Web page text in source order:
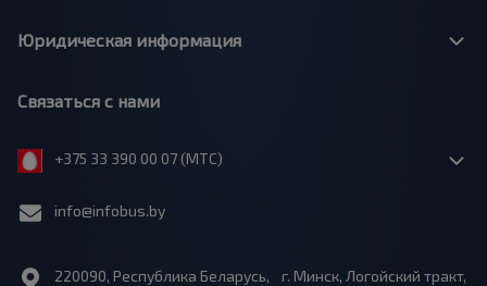
Юридическая информация
Связаться с нами
+375 33 390 00 07 (МТС)
info@infobus.by
220090, Республика Беларусь, г. Минск, Логойский тракт,